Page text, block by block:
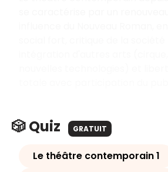
🎲 Quiz GRATUIT
Le théâtre contemporain 1